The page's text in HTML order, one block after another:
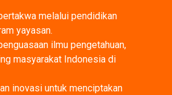
melalui pendidikan
yayasan.
ilmu pengetahuan,
masyarakat Indonesia di
inovasi untuk menciptakan